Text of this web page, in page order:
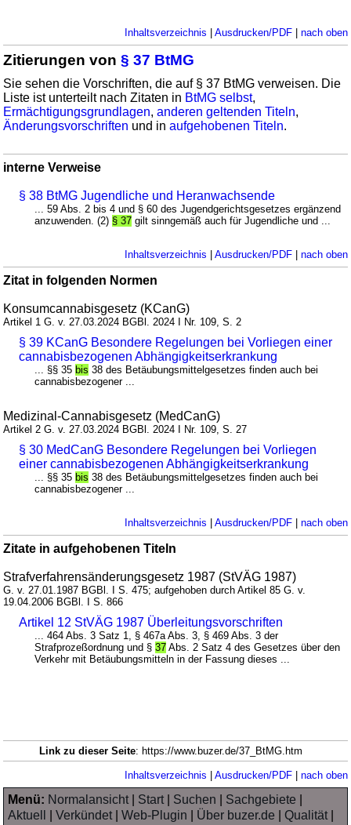
Inhaltsverzeichnis | Ausdrucken/PDF| nach oben
Zitierungen von§ 37 BtMG
Sie sehen die Vorschriften, die auf § 37 BtMG verweisen. Die
Liste ist unterteilt nach Zitaten in BtMG selbst,
Ermächtigungsgrundlagen,anderen geltenden Titeln,
Änderungsvorschriften und inaufgehobenen Titeln.
interne Verweise
§ 38 BtMG Jugendliche und Heranwachsende
... 59 Abs. 2 bis 4 und § 60 des Jugendgerichtsgesetzes ergänzend
anzuwenden. (2) § 37 gilt sinngemäß auch für Jugendliche und ...
Inhaltsverzeichnis | Ausdrucken/PDF| nach oben
Zitat in folgenden Normen
Konsumcannabisgesetz (KCanG)
Artikel 1 G. v. 27.03.2024 BGBl. 2024 I Nr. 109, S. 2
§ 39 KCanG Besondere Regelungen bei Vorliegen einer
cannabisbezogenen Abhängigkeitserkrankung
... §§ 35bis 38 des Betäubungsmittelgesetzes finden auch bei
cannabisbezogener ...
Medizinal-Cannabisgesetz (MedCanG)
Artikel 2 G. v. 27.03.2024 BGBl. 2024 I Nr. 109, S. 27
§ 30 MedCanG Besondere Regelungen bei Vorliegen
einer cannabisbezogenen Abhängigkeitserkrankung
... §§ 35bis 38 des Betäubungsmittelgesetzes finden auch bei
cannabisbezogener ...
Inhaltsverzeichnis | Ausdrucken/PDF| nach oben
Zitate in aufgehobenen Titeln
Strafverfahrensänderungsgesetz 1987 (StVÄG 1987)
G. v. 27.01.1987 BGBl. I S. 475; aufgehoben durch Artikel 85 G. v.
19.04.2006 BGBl. I S. 866
Artikel 12 StVÄG 1987 Überleitungsvorschriften
... 464 Abs. 3 Satz 1, § 467a Abs. 3, § 469 Abs. 3 der
Strafprozeßordnung und §37 Abs. 2 Satz 4 des Gesetzes über den
Verkehr mit Betäubungsmitteln in der Fassung dieses ...
Link zu dieser Seite: https://www.buzer.de/37_BtMG.htm
Inhaltsverzeichnis | Ausdrucken/PDF| nach oben
Menü: Normalansicht| Start| Suchen Sachgebiete
Aktuell
|Verkündet|Web-Plugin Über buzer.de |Qualität|